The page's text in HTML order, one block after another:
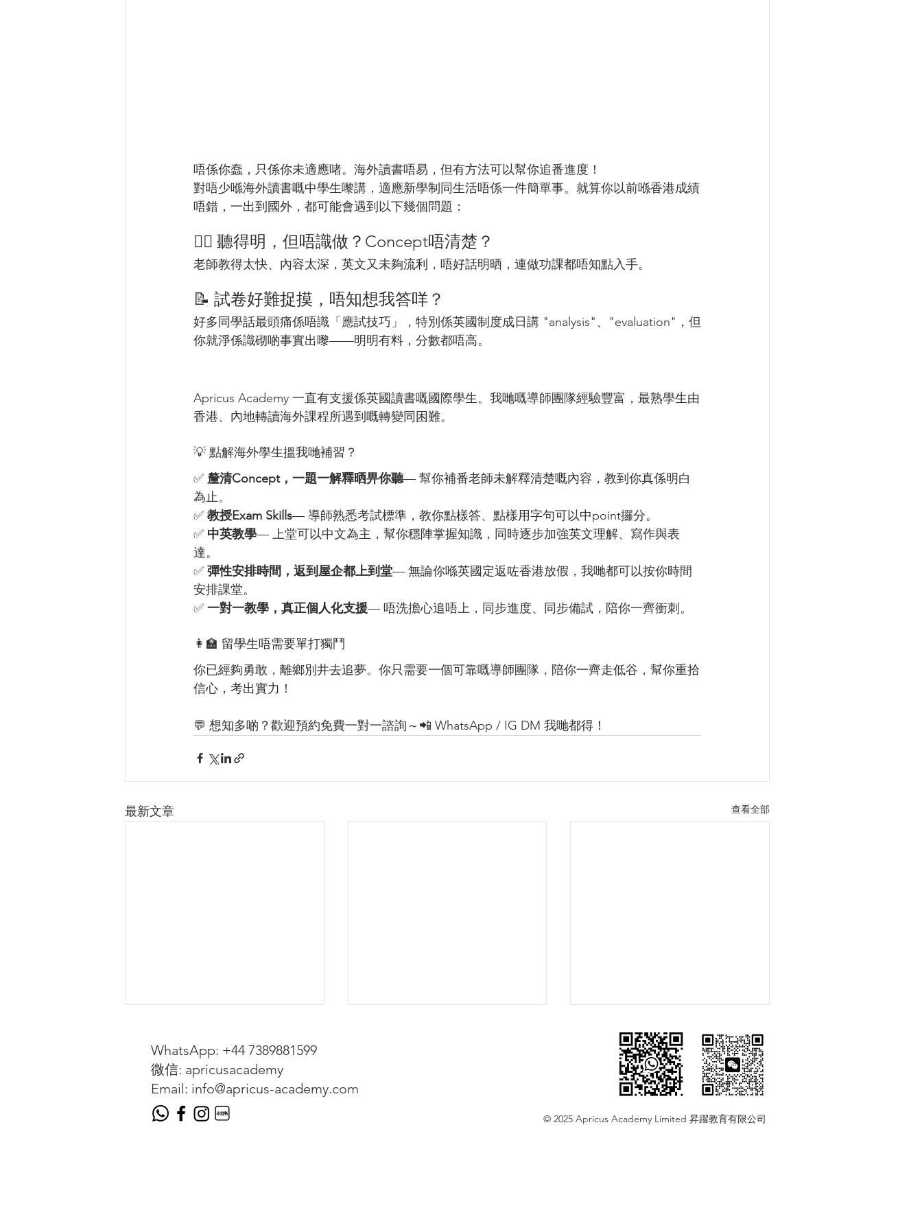
唔係你蠢，只係你未適應啫。海外讀書唔易，但有方法可以幫你追番進度！
對唔少喺海外讀書嘅中學生嚟講，適應新學制同生活唔係一件簡單事。就算你以前喺香港成績
唔錯，一出到國外，都可能會遇到以下幾個問題：
😵‍💫 聽得明，但唔識做？Concept唔清楚？
老師教得太快、內容太深，英文又未夠流利，唔好話明晒，連做功課都唔知點入手。
📝 試卷好難捉摸，唔知想我答咩？
好多同學話最頭痛係唔識「應試技巧」，特別係英國制度成日講 "analysis"、"evaluation"，但
你就淨係識砌啲事實出嚟——明明有料，分數都唔高。
Apricus Academy 一直有支援係英國讀書嘅國際學生。我哋嘅導師團隊經驗豐富，最熟學生由
香港、內地轉讀海外課程所遇到嘅轉變同困難。
💡 點解海外學生搵我哋補習？
✅ 釐清Concept，一題一解釋晒畀你聽— 幫你補番老師未解釋清楚嘅內容，教到你真係明白
為止。
✅ 教授Exam Skills— 導師熟悉考試標準，教你點樣答、點樣用字句可以中point攞分。
✅ 中英教學— 上堂可以中文為主，幫你穩陣掌握知識，同時逐步加強英文理解、寫作與表
達。
✅ 彈性安排時間，返到屋企都上到堂— 無論你喺英國定返咗香港放假，我哋都可以按你時間
安排課堂。
✅ 一對一教學，真正個人化支援— 唔洗擔心追唔上，同步進度、同步備試，陪你一齊衝刺。
👩‍🏫 留學生唔需要單打獨鬥
你已經夠勇敢，離鄉別井去追夢。你只需要一個可靠嘅導師團隊，陪你一齊走低谷，幫你重拾
信心，考出實力！
💬 想知多啲？歡迎預約免費一對一諮詢～📲 WhatsApp / IG DM 我哋都得！
最新文章 查看全部
WhatsApp: +44 7389881599
微信: apricusacademy
Email: info@apricus-academy.com
© 2025 Apricus Academy Limited 昇躍教育有限公司